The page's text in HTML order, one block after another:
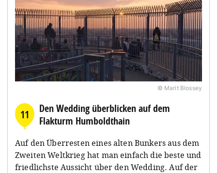
© Marit Blossey
11
Den Wedding überblicken auf dem
Flakturm Humboldthain
Auf den Überresten eines alten Bunkers aus dem
Zweiten Weltkrieg hat man einfach die beste und
friedlichste Aussicht über den Wedding. Auf der